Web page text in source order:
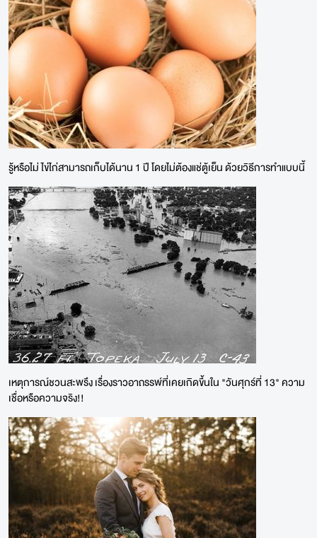
รู้หรือไม่ ไข่ไก่สามารถเก็บได้นาน 1 ปี โดยไม่ต้องแช่ตู้เย็น ด้วยวิธีการทำแบบนี้
เหตุการณ์ชวนสะพรึง เรื่องราวอาถรรพ์ที่เคยเกิดขึ้นใน "วันศุกร์ที่ 13" ความ
เชื่อหรือความจริง!!